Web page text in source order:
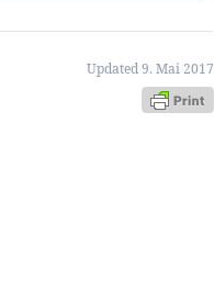
Updated 9. Mai 2017